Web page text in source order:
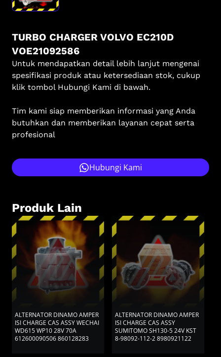
TURBO CHARGER VOLVO EC210D
VOE21092586
Untuk mendapatkan detail lebih lanjut mengenai
spesifikasi produk atau ketersediaan stok, cukup
klik tombol Hubungi Kami di bawah.
Tim kami siap memberikan informasi yang Anda
butuhkan dan memberikan layanan cepat serta
profesional
Hubungi Kami
Produk Lain
ALTERNATOR DINAMO AMPER
ISI CHARGE CAS ASSY WECHAI
WD615 WP10 28V 70A
612600090506 860128283
ALTERNATOR DINAMO AMPER
ISI CHARGE CAS ASSY
SUMITOMO SH130-5 24V KST
8-98092-112-2 8980921122